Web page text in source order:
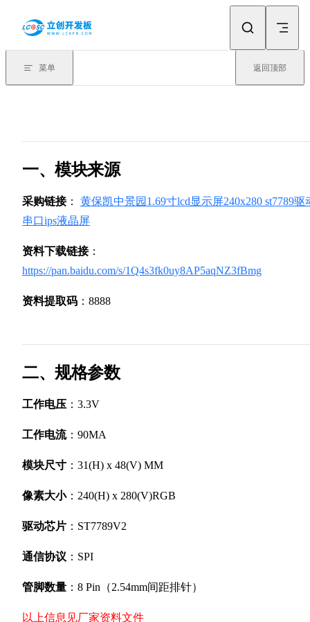
菜单 返回顶部
一、模块来源
采购链接： 黄保凯中景园1.69寸lcd显示屏240x280 st7789驱
串口ips液晶屏
资料下载链接：
https://pan.baidu.com/s/1Q4s3fk0uy8AP5aqNZ3fBmg
资料提取码 ：8888
二、规格参数
工作电压 ：3.3V
工作电流：90MA
模块尺寸 ：31(H) x 48(V) MM
像素大小：240(H) x 280(V)RGB
驱动芯片 ：ST7789V2
通信协议 ：SPI
管脚数量 ：8 Pin（2.54mm间距排针）
以上信息见厂家资料文件